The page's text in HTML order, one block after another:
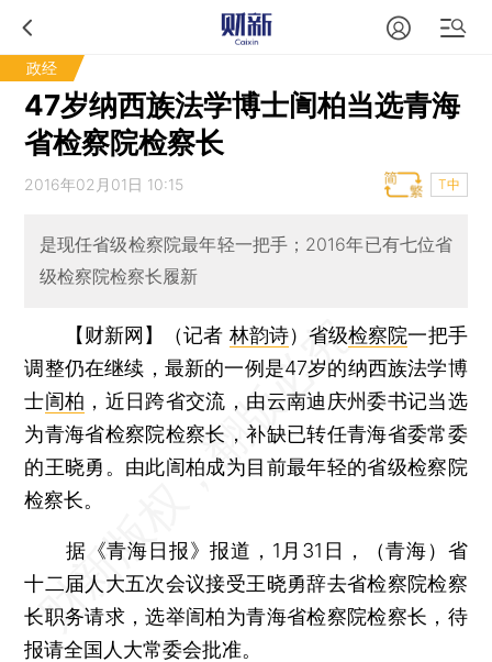
政经
47岁纳西族法学博士訚柏当选青海
省检察院检察长
2016年02月01日 10:15 T中
是现任省级检察院最年轻一把手；2016年已有七位省
级检察院检察长履新
【财新网】（记者 林韵诗） 省级检察院一把手
调整仍在继续，最新的一例是47岁的纳西族法学博
士訚柏 ，近日跨省交流，由云南迪庆州委书记当选
为青海省检察院检察长，补缺已转任青海省委常委
的王晓勇。由此訚柏成为目前最年轻的省级检察院
检察长。
据《青海日报》报道，1月31日，（青海）省
十二届人大五次会议接受王晓勇辞去省检察院检察
长职务请求，选举訚柏为青海省检察院检察长，待
报请全国人大常委会批准。